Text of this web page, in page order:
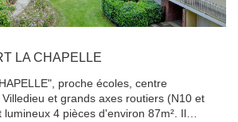
LA CHAPELLE
proche écoles, centre
et grands axes routiers (N10 et
4 pièces d'environ 87m². Il